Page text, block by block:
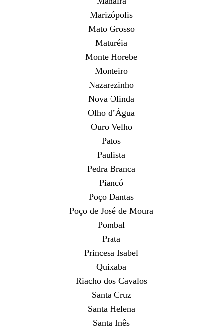
Marizópolis
Mato Grosso
Maturéia
Monte Horebe
Monteiro
Nazarezinho
Nova Olinda
Olho d’Água
Ouro Velho
Patos
Paulista
Pedra Branca
Piancó
Poço Dantas
Poço de José de Moura
Pombal
Prata
Princesa Isabel
Quixaba
Riacho dos Cavalos
Santa Cruz
Santa Helena
Santa Inês